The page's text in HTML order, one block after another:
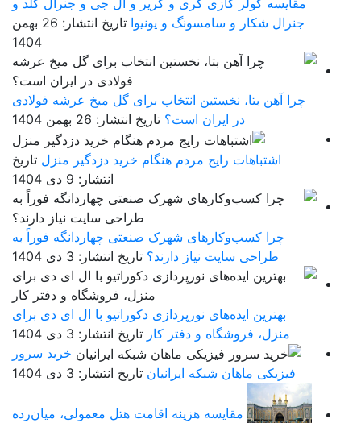
مقایسه کولر گازی گری و کریر و ال جی و جنرال گلد و
جنرال شکار و سامسونگ و یونیوا
تاریخ انتشار: 26 بهمن
1404
چرا آهن بتا، نخستین انتخاب برای گل میخ عرشه فولادی
در ایران است؟ تاریخ انتشار: 26 بهمن 1404
اشتباهات رایج مردم هنگام خرید دزدگیر منزل تاریخ
انتشار: 9 دی 1404
چرا کسب‌وکارهای شهرک صنعتی چهاردانگه فوراً به
طراحی سایت نیاز دارند؟ تاریخ انتشار: 3 دی 1404
بهترین ایده‌های نورپردازی دکوراتیو با ال ای دی برای
منزل، فروشگاه و دفتر کار تاریخ انتشار: 3 دی 1404
خرید سرور
فیزیکی ماهان شبکه ایرانیان تاریخ انتشار: 3 دی 1404
مقایسه هزینه اقامت هتل معمولی، میان‌رده